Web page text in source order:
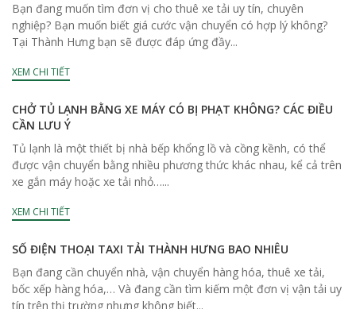
Bạn đang muốn tìm đơn vị cho thuê xe tải uy tín, chuyên
nghiệp? Bạn muốn biết giá cước vận chuyển có hợp lý không?
Tại Thành Hưng bạn sẽ được đáp ứng đầy...
XEM CHI TIẾT
CHỞ TỦ LẠNH BẰNG XE MÁY CÓ BỊ PHẠT KHÔNG? CÁC ĐIỀU
CẦN LƯU Ý
Tủ lạnh là một thiết bị nhà bếp khổng lồ và cồng kềnh, có thể
được vận chuyển bằng nhiều phương thức khác nhau, kể cả trên
xe gắn máy hoặc xe tải nhỏ…...
XEM CHI TIẾT
SỐ ĐIỆN THOẠI TAXI TẢI THÀNH HƯNG BAO NHIÊU
Bạn đang cần chuyển nhà, vận chuyển hàng hóa, thuê xe tải,
bốc xếp hàng hóa,… Và đang cần tìm kiếm một đơn vị vận tải uy
tín trên thị trường nhưng không biết...